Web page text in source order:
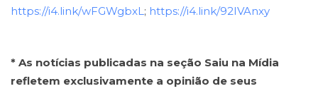
https://i4.link/wFGWgbxL ; https://i4.link/92IVAnxy
* As notícias publicadas na seção Saiu na Mídia
refletem exclusivamente a opinião de seus